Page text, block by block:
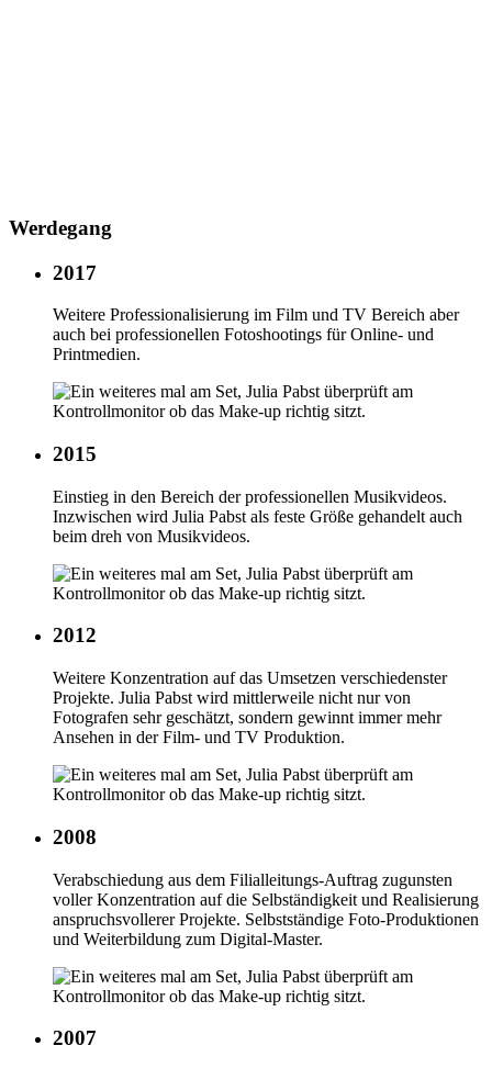
Werdegang
2017
Weitere Professionalisierung im Film und TV Bereich aber
auch bei professionellen Fotoshootings für Online- und
Printmedien.
2015
Einstieg in den Bereich der professionellen Musikvideos.
Inzwischen wird Julia Pabst als feste Größe gehandelt auch
beim dreh von Musikvideos.
2012
Weitere Konzentration auf das Umsetzen verschiedenster
Projekte. Julia Pabst wird mittlerweile nicht nur von
Fotografen sehr geschätzt, sondern gewinnt immer mehr
Ansehen in der Film- und TV Produktion.
2008
Verabschiedung aus dem Filialleitungs-Auftrag zugunsten
voller Konzentration auf die Selbständigkeit und Realisierung
anspruchsvollerer Projekte. Selbstständige Foto-Produktionen
und Weiterbildung zum Digital-Master.
2007